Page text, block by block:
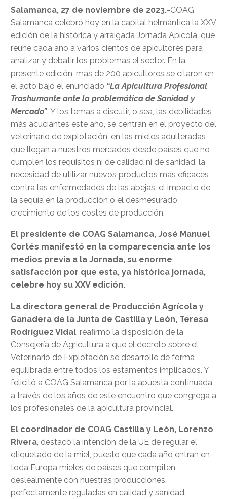
Salamanca, 27 de noviembre de 2023.-COAG
Salamanca celebró hoy en la capital helmántica la XXV
edición de la histórica y arraigada Jornada Apícola, que
reúne cada año a varios cientos de apicultores para
analizar y debatir los problemas el sector. En la
presente edición, más de 200 apicultores se citaron en
el acto bajo el enunciado “La Apicultura Profesional
Trashumante ante la problemática de Sanidad y
Mercado”. Y los temas a discutir, o sea, las debilidades
más acuciantes este año, se centran en el proyecto del
veterinario de explotación, en las mieles adulteradas
que llegan a nuestros mercados desde países que no
cumplen los requisitos ni de calidad ni de sanidad, la
necesidad de utilizar nuevos productos más eficaces
contra las enfermedades de las abejas, el impacto de
la sequía en la producción o el desmesurado
crecimiento de los costes de producción.
El presidente de COAG Salamanca, José Manuel
Cortés manifestó en la comparecencia ante los
medios previa a la Jornada, su enorme
satisfacción por que esta, ya histórica jornada,
celebre hoy su XXV edición.
La directora general de Producción Agrícola y
Ganadera de la Junta de Castilla y León, Teresa
Rodríguez Vidal, reafirmó la disposición de la
Consejería de Agricultura a que el decreto sobre el
Veterinario de Explotación se desarrolle de forma
equilibrada entre todos los estamentos implicados. Y
felicitó a COAG Salamanca por la apuesta continuada
a través de los años de este encuentro que congrega a
los profesionales de la apicultura provincial.
El coordinador de COAG Castilla y León, Lorenzo
Rivera, destacó la intención de la UE de regular el
etiquetado de la miel, puesto que cada año entran en
toda Europa mieles de países que compiten
deslealmente con nuestras producciones,
perfectamente reguladas en calidad y sanidad.